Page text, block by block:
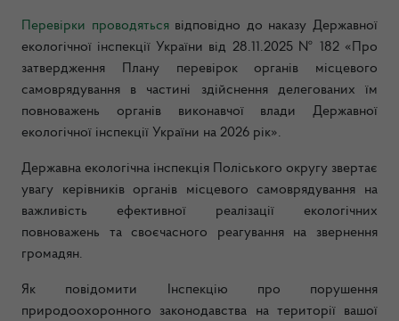
Перевірки проводятьсявідповідно до наказу Державної
екологічної інспекції України від 28.11.2025 № 182 «Про
затвердження Плану перевірок органів місцевого
самоврядування в частині здійснення делегованих їм
повноважень органів виконавчої влади Державної
екологічної інспекції України на 2026 рік».
Державна екологічна інспекція Поліського округу звертає
увагу керівників органів місцевого самоврядування на
важливість ефективної реалізації екологічних
повноважень та своєчасного реагування на звернення
громадян.
Як повідомити Інспекцію про порушення
природоохоронного законодавства на території вашої